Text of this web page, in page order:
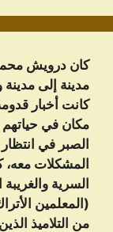
كان درويش
مدينة إلى
كانت أخبار
مكان في
الصبر في
المشكلات معه،
السرية
(المعلمين
من التلاميذ